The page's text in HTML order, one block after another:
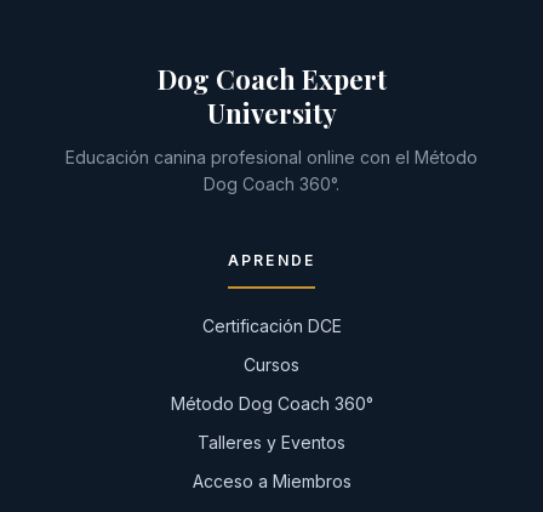
Dog Coach Expert
University
Educación canina profesional online con el Método
Dog Coach 360°.
APRENDE
Certificación DCE
Cursos
Método Dog Coach 360°
Talleres y Eventos
Acceso a Miembros